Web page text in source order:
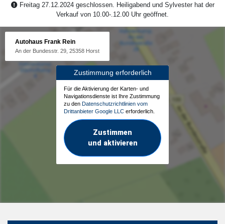
Freitag 27.12.2024 geschlossen. Heiligabend und Sylvester hat der
Verkauf von 10.00-.12.00 Uhr geöffnet.
Autohaus Frank Rein
An der Bundesstr. 29, 25358 Horst
Zustimmung erforderlich
Für die Aktivierung der Karten- und
Navigationsdienste ist Ihre Zustimmung
zu den Datenschutzrichtlinien vom
Drittanbieter Google LLC erforderlich.
Zustimmen
und aktivieren